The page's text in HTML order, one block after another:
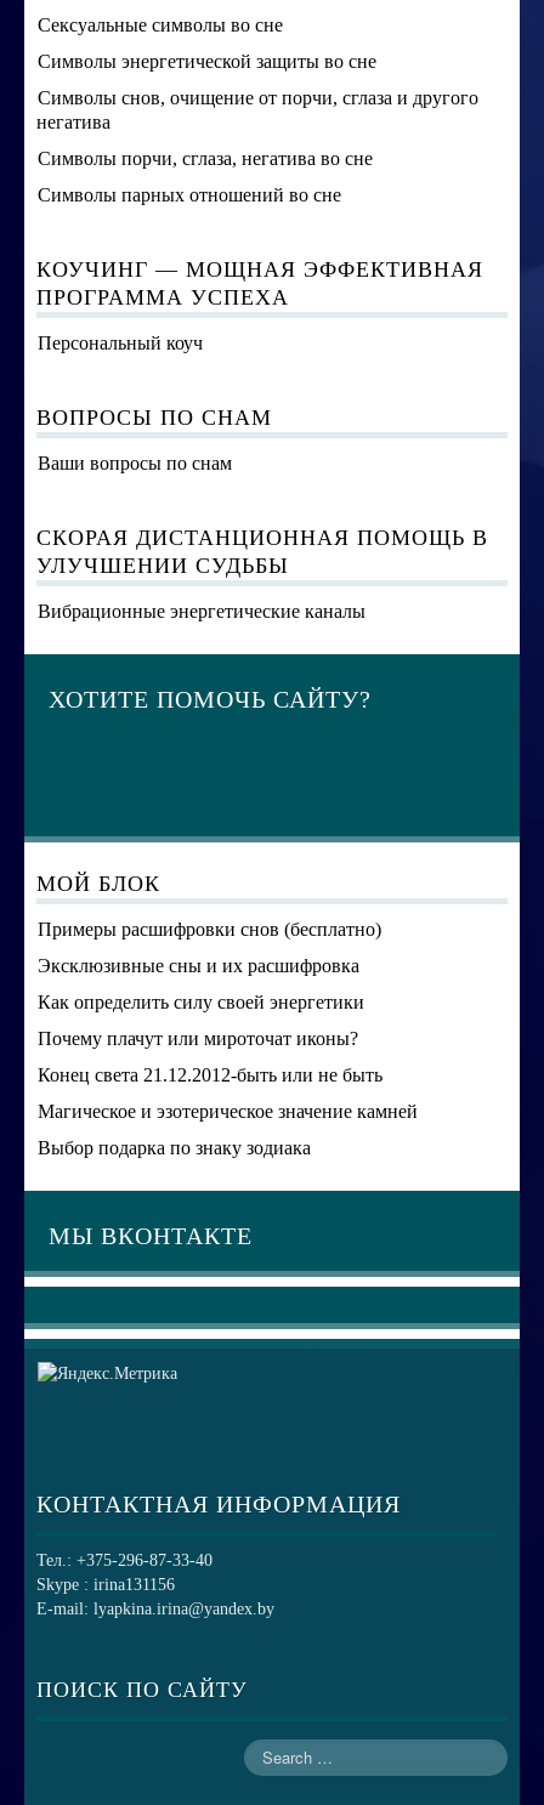
Сексуальные символы во сне
Символы энергетической защиты во сне
Символы снов, очищение от порчи, сглаза и другого
негатива
Символы порчи, сглаза, негатива во сне
Символы парных отношений во сне
КОУЧИНГ — МОЩНАЯ ЭФФЕКТИВНАЯ
ПРОГРАММА УСПЕХА
Персональный коуч
ВОПРОСЫ ПО СНАМ
Ваши вопросы по снам
СКОРАЯ ДИСТАНЦИОННАЯ ПОМОЩЬ В
УЛУЧШЕНИИ СУДЬБЫ
Вибрационные энергетические каналы
ХОТИТЕ ПОМОЧЬ САЙТУ?
МОЙ БЛОК
Примеры расшифровки снов (бесплатно)
Эксклюзивные сны и их расшифровка
Как определить силу своей энергетики
Почему плачут или мироточат иконы?
Конец света 21.12.2012-быть или не быть
Магическое и эзотерическое значение камней
Выбор подарка по знаку зодиака
МЫ ВКОНТАКТЕ
КОНТАКТНАЯ ИНФОРМАЦИЯ
Тел.: +375-296-87-33-40
Skype : irina131156
E-mail: lyapkina.irina@yandex.by
ПОИСК ПО САЙТУ